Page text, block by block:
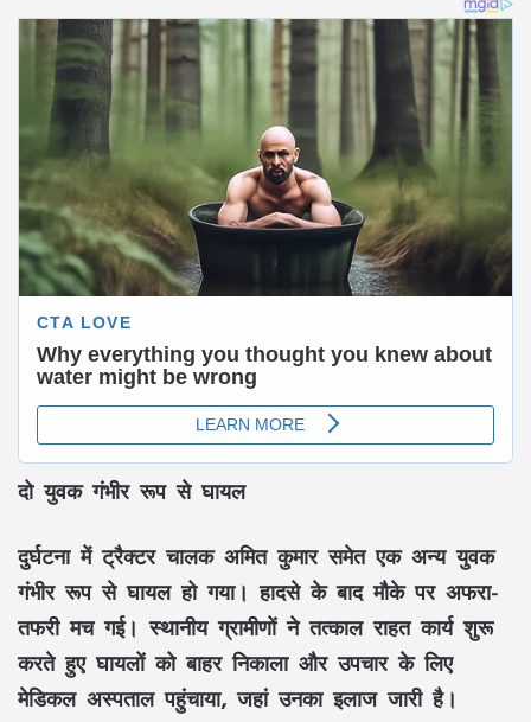
दो युवक गंभीर रूप से घायल
दुर्घटना में ट्रैक्टर चालकअमित कुमारसमेत एक अन्य युवक
गंभीर रूप से घायल हो गया। हादसे के बाद मौके पर अफरा-
तफरी मच गई। स्थानीय ग्रामीणों ने तत्काल राहत कार्य शुरू
करते हुए घायलों को बाहर निकाला और उपचार के लिए
मेडिकल अस्पताल पहुंचाया, जहां उनका इलाज जारी है।